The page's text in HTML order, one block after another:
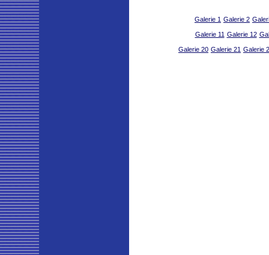
Galerie 1 Galerie 2
Galerie 11 Galerie 12
Galerie 20 Galerie 21 Galerie